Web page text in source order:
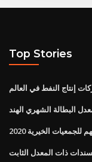
Top Stories
إنتاج النفط في العالم
البطالة الشهري الهند
للجمعيات الخيرية 2020
ذات المعدل الثابت